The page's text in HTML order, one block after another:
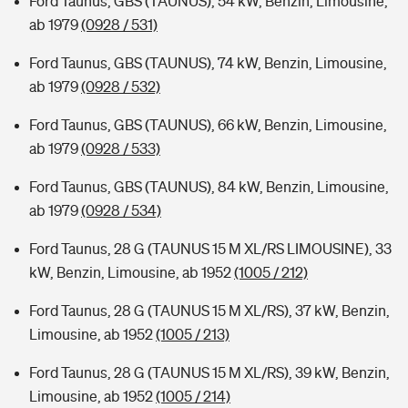
ab 1979(0928 / 531)
Ford Taunus, GBS (TAUNUS), 74 kW, Benzin, Limousine,
ab 1979(0928 / 532)
Ford Taunus, GBS (TAUNUS), 66 kW, Benzin, Limousine,
ab 1979(0928 / 533)
Ford Taunus, GBS (TAUNUS), 84 kW, Benzin, Limousine,
ab 1979(0928 / 534)
Ford Taunus, 28 G (TAUNUS 15 M XL/RS LIMOUSINE), 33
kW, Benzin, Limousine, ab 1952(1005 / 212)
Ford Taunus, 28 G (TAUNUS 15 M XL/RS), 37 kW, Benzin,
Limousine, ab 1952(1005 / 213)
Ford Taunus, 28 G (TAUNUS 15 M XL/RS), 39 kW, Benzin,
Limousine, ab 1952(1005 / 214)